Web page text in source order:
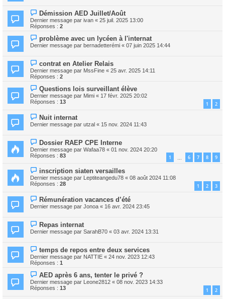
Démission AED Juillet/Août
Dernier message par ivan « 25 juil. 2025 13:00
Réponses : 2
problème avec un lycéen à l'internat
Dernier message par bernadetterémi « 07 juin 2025 14:44
contrat en Atelier Relais
Dernier message par MssFine « 25 avr. 2025 14:11
Réponses : 2
Questions lois surveillant élève
Dernier message par Mimi « 17 févr. 2025 20:02
Réponses : 13 1 2
Nuit internat
Dernier message par utzal « 15 nov. 2024 11:43
Dossier RAEP CPE Interne
Dernier message par Wafaa78 « 01 nov. 2024 20:20
Réponses : 83 1 6 7 8 9
inscription siaten versailles
Dernier message par Leptiteangedu78 « 08 août 2024 11:08
Réponses : 28 1 2 3
Rémunération vacances d’été
Dernier message par Jonoa « 16 avr. 2024 23:45
Repas internat
Dernier message par SarahB70 « 03 avr. 2024 13:31
temps de repos entre deux services
Dernier message par NATTIE « 24 nov. 2023 12:43
Réponses : 1
AED après 6 ans, tenter le privé ?
Dernier message par Leone2812 « 08 nov. 2023 14:33
Réponses : 13 1 2